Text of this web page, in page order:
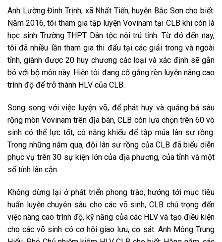
Anh Lường Đình Trịnh, xã Nhất Tiến, huyện Bắc Sơn cho biết:
Năm 2016, tôi tham gia tập luyện Vovinam tại CLB khi còn là
học sinh Trường THPT Dân tộc nội trú tỉnh. Từ đó đến nay,
tôi đã nhiều lần tham gia thi đấu tại các giải trong và ngoài
tỉnh, giành được 20 huy chương các loại và xác định sẽ gắn
bó với bộ môn này. Hiện tôi đang cố gắng rèn luyện nâng cao
trình độ để trở thành HLV của CLB.
Song song với việc luyện võ, để phát huy và quảng bá sâu
rộng môn Vovinam trên địa bàn, CLB còn lựa chọn trên 60 võ
sinh có thể lực tốt, có năng khiếu để tập múa lân sư rồng.
Trong những năm qua, đội lân sư rồng của CLB đã biểu diễn
phục vụ trên 30 sự kiện lớn của địa phương, của tỉnh và một
số tỉnh lân cận.
Không dừng lại ở phát triển phong trào, hướng tới mục tiêu
huấn luyện chuyên sâu cho các võ sinh, CLB chú trọng đến
việc nâng cao trình độ, kỹ năng của các HLV và tạo điều kiện
cho các võ sinh có cơ hội giao lưu, cọ sát. Anh Mông Trung